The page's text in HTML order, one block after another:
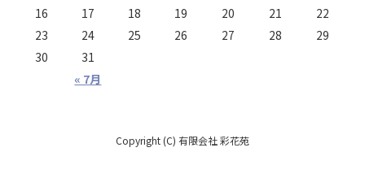
« 7月
16
17 18 19 20 21
22
23
24 25 26 27 28
29
30
31
Copyright (C) 有限会社 彩花苑